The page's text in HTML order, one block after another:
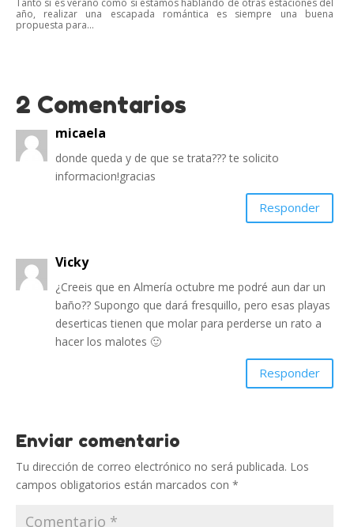
Tanto si es verano como si estamos hablando de otras estaciones del
año, realizar una escapada romántica es siempre una buena
propuesta para...
2 Comentarios
micaela
donde queda y de que se trata??? te solicito
informacion!gracias
Responder
Vicky
¿Creeis que en Almería octubre me podré aun dar un
baño?? Supongo que dará fresquillo, pero esas playas
deserticas tienen que molar para perderse un rato a
hacer los malotes 🙂
Responder
Enviar comentario
Tu dirección de correo electrónico no será publicada. Los
campos obligatorios están marcados con *